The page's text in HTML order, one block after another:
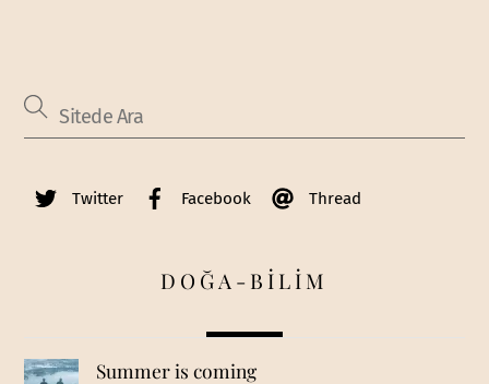
Twitter Facebook Thread
DOĞA-BİLİM
Summer is coming